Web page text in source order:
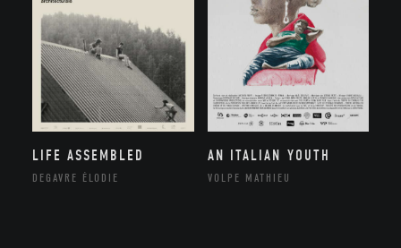
LIFE ASSEMBLED
DEGAVRE ÉLODIE
AN ITALIAN YOUTH
VOLPE MATHIEU